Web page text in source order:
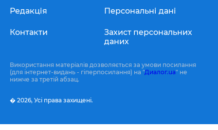
Редакція
Контакти
Персональні дані
Захист персональних
даних
Використання матеріалів дозволяється за умови посилання
(для інтернет-видань - гіперпосилання) на "Диалог.ua" не
нижче за третій абзац.
� 2026, Усі права захищені.